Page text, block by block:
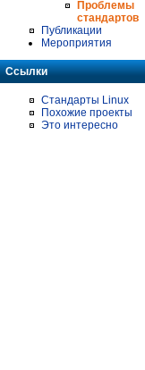
Проблемы
стандартов
Публикации
Мероприятия
Ссылки
Стандарты Linux
Похожие проекты
Это интересно